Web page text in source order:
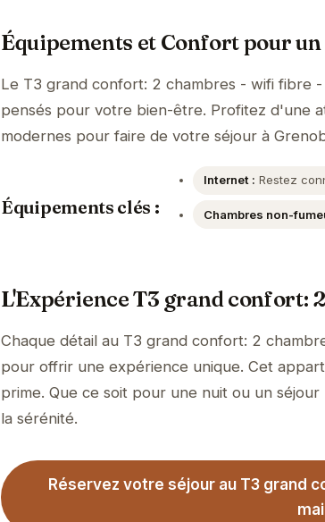
Équipements et Confort pour
Le T3 grand confort: 2 chambres - wifi fibre
pensés pour votre bien-être. Profitez d'une
modernes pour faire de votre séjour à
Équipements clés :
Internet : Restez
Chambres non-
L'Expérience T3 grand confort:
Chaque détail au T3 grand confort: 2
pour offrir une expérience unique. Cet
prime. Que ce soit pour une nuit ou un
la sérénité.
Réservez votre séjour au T3 grand